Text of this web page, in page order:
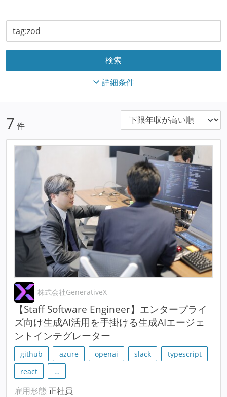
詳細条件
7 件
株式会社GenerativeX
【Staff Software Engineer】エンタープライ
ズ向け生成AI活用を手掛ける生成AIエージェ
ントインテグレーター
github azure openai slack
typescript
react
…
雇用形態 正社員